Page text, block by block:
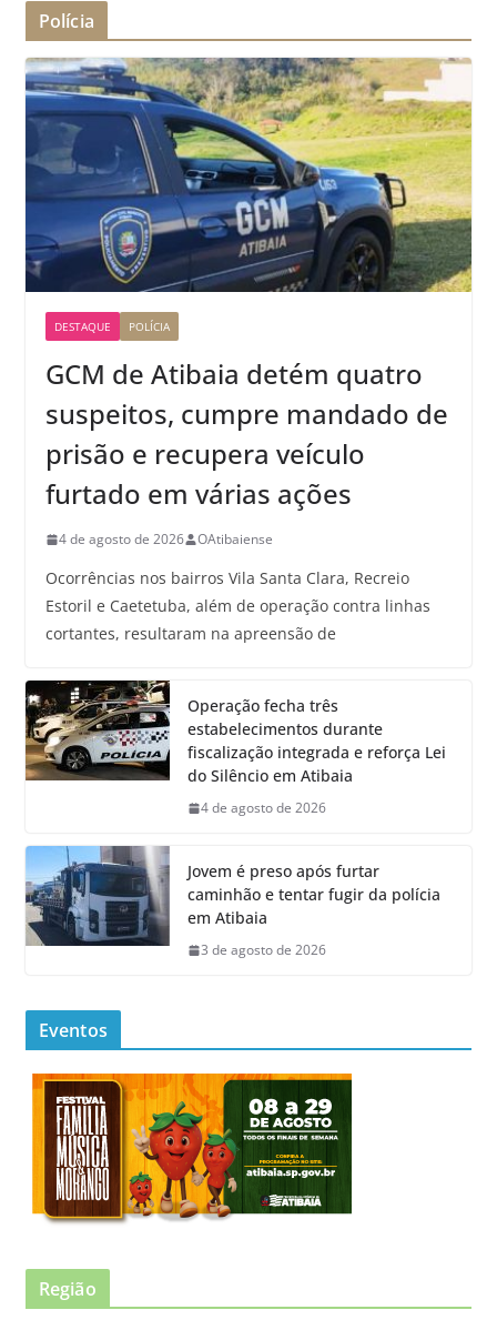
Polícia
DESTAQUE POLÍCIA
GCM de Atibaia detém quatro
suspeitos, cumpre mandado de
prisão e recupera veículo
furtado em várias ações
4 de agosto de 2026 OAtibaiense
Ocorrências nos bairros Vila Santa Clara, Recreio
Estoril e Caetetuba, além de operação contra linhas
cortantes, resultaram na apreensão de
Operação fecha três
estabelecimentos durante
fiscalização integrada e reforça Lei
do Silêncio em Atibaia
4 de agosto de 2026
Jovem é preso após furtar
caminhão e tentar fugir da polícia
em Atibaia
3 de agosto de 2026
Eventos
Região